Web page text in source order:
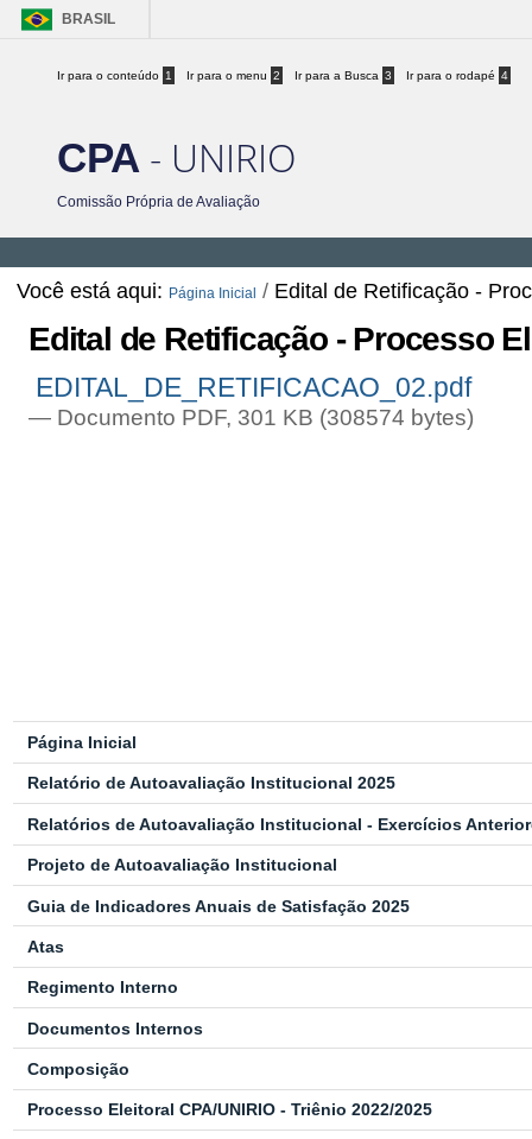
BRASIL
Ir para o conteúdo 1 Ir para o menu 2 Ir para a Busca 3 Ir para o rodapé 4
CPA - UNIRIO
Comissão Própria de Avaliação
Você está aqui: Página Inicial / Edital de Retificação -
Edital de Retificação - Processo
EDITAL_DE_RETIFICACAO_02.pdf
— Documento PDF, 301 KB (308574 bytes)
Página Inicial
Relatório de Autoavaliação Institucional 2025
Relatórios de Autoavaliação Institucional - Exercícios
Projeto de Autoavaliação Institucional
Guia de Indicadores Anuais de Satisfação 2025
Atas
Regimento Interno
Documentos Internos
Composição
Processo Eleitoral CPA/UNIRIO - Triênio 2022/2025